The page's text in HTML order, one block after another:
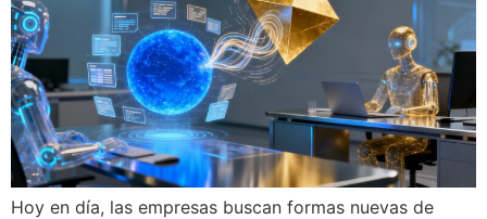
Hoy en día, las empresas buscan formas nuevas de